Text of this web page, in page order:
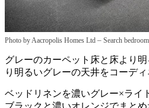
Photo by Aacropolis Homes Ltd – Search
グレーのカーペット床と床より
り明るいグレーの天井をコーディ
ベッドリネンを濃いグレー×ライ
ブラックと濃いオレンジでまと